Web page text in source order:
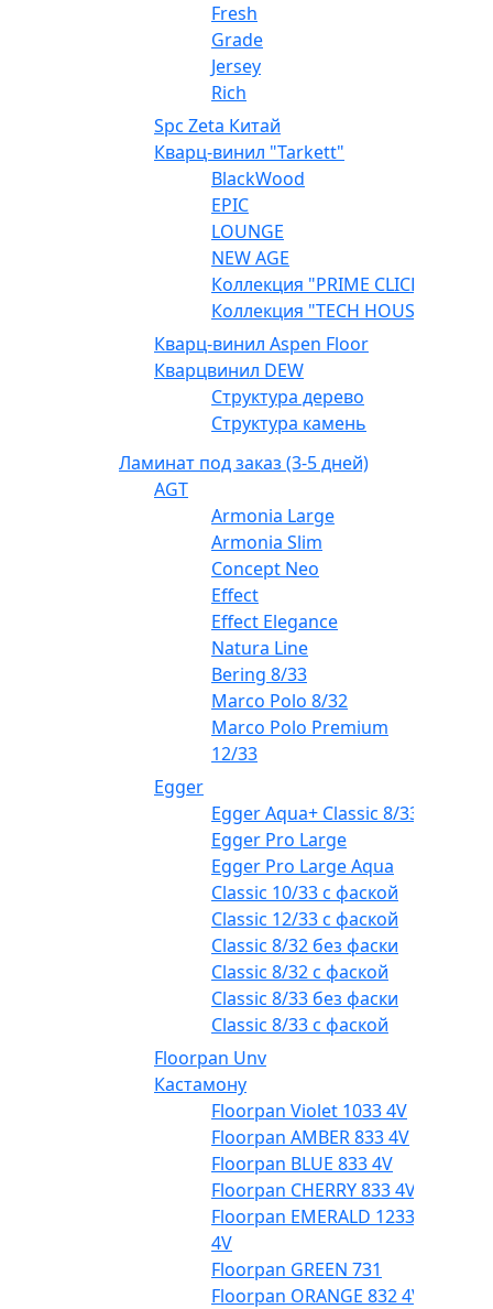
Fresh
Grade
Jersey
Rich
Spc Zeta Китай
Кварц-винил "Tarkett"
BlackWood
EPIC
LOUNGE
NEW AGE
Коллекция "PRIME CLICK"
Коллекция "TECH HOUSE"
Кварц-винил Aspen Floor
Кварцвинил DEW
Структура дерево
Структура камень
Ламинат под заказ (3-5 дней)
AGT
Armonia Large
Armonia Slim
Concept Neo
Effect
Effect Elegance
Natura Line
Bering 8/33
Marco Polo 8/32
Marco Polo Premium
12/33
Egger
Egger Aqua+ Classic 8/33
Egger Pro Large
Egger Pro Large Aqua
Classic 10/33 с фаской
Classic 12/33 с фаской
Classic 8/32 без фаски
Classic 8/32 с фаской
Classic 8/33 без фаски
Classic 8/33 с фаской
Floorpan Unv
Кастамону
Floorpan Violet 1033 4V
Floorpan AMBER 833 4V
Floorpan BLUE 833 4V
Floorpan CHERRY 833 4V
Floorpan EMERALD 1233
4V
Floorpan GREEN 731
Floorpan ORANGE 832 4V